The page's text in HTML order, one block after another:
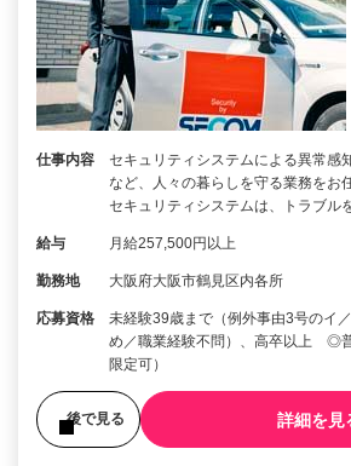
仕事内容
セキュリティシステムによる異常感
など、人々の暮らしを守る業務を
セキュリティシステムは、トラブル
給与 月給257,500円以上
勤務地 大阪府大阪市鶴見区内各所
応募資格
未経験39歳まで（例外事由3号のイ
め／職業経験不問）、高卒以上 ◎
限定可）
後で見る 詳細を見